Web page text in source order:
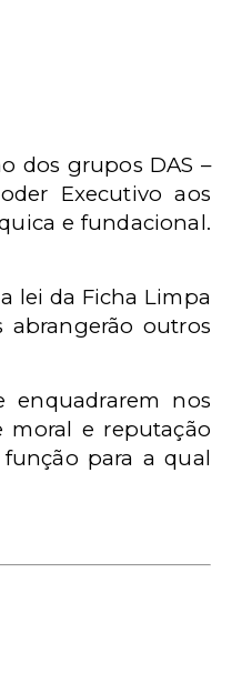
dos grupos DAS –
Executivo aos
e fundacional.
lei da Ficha Limpa
abrangerão outros
enquadrarem nos
moral e reputação
para a qual